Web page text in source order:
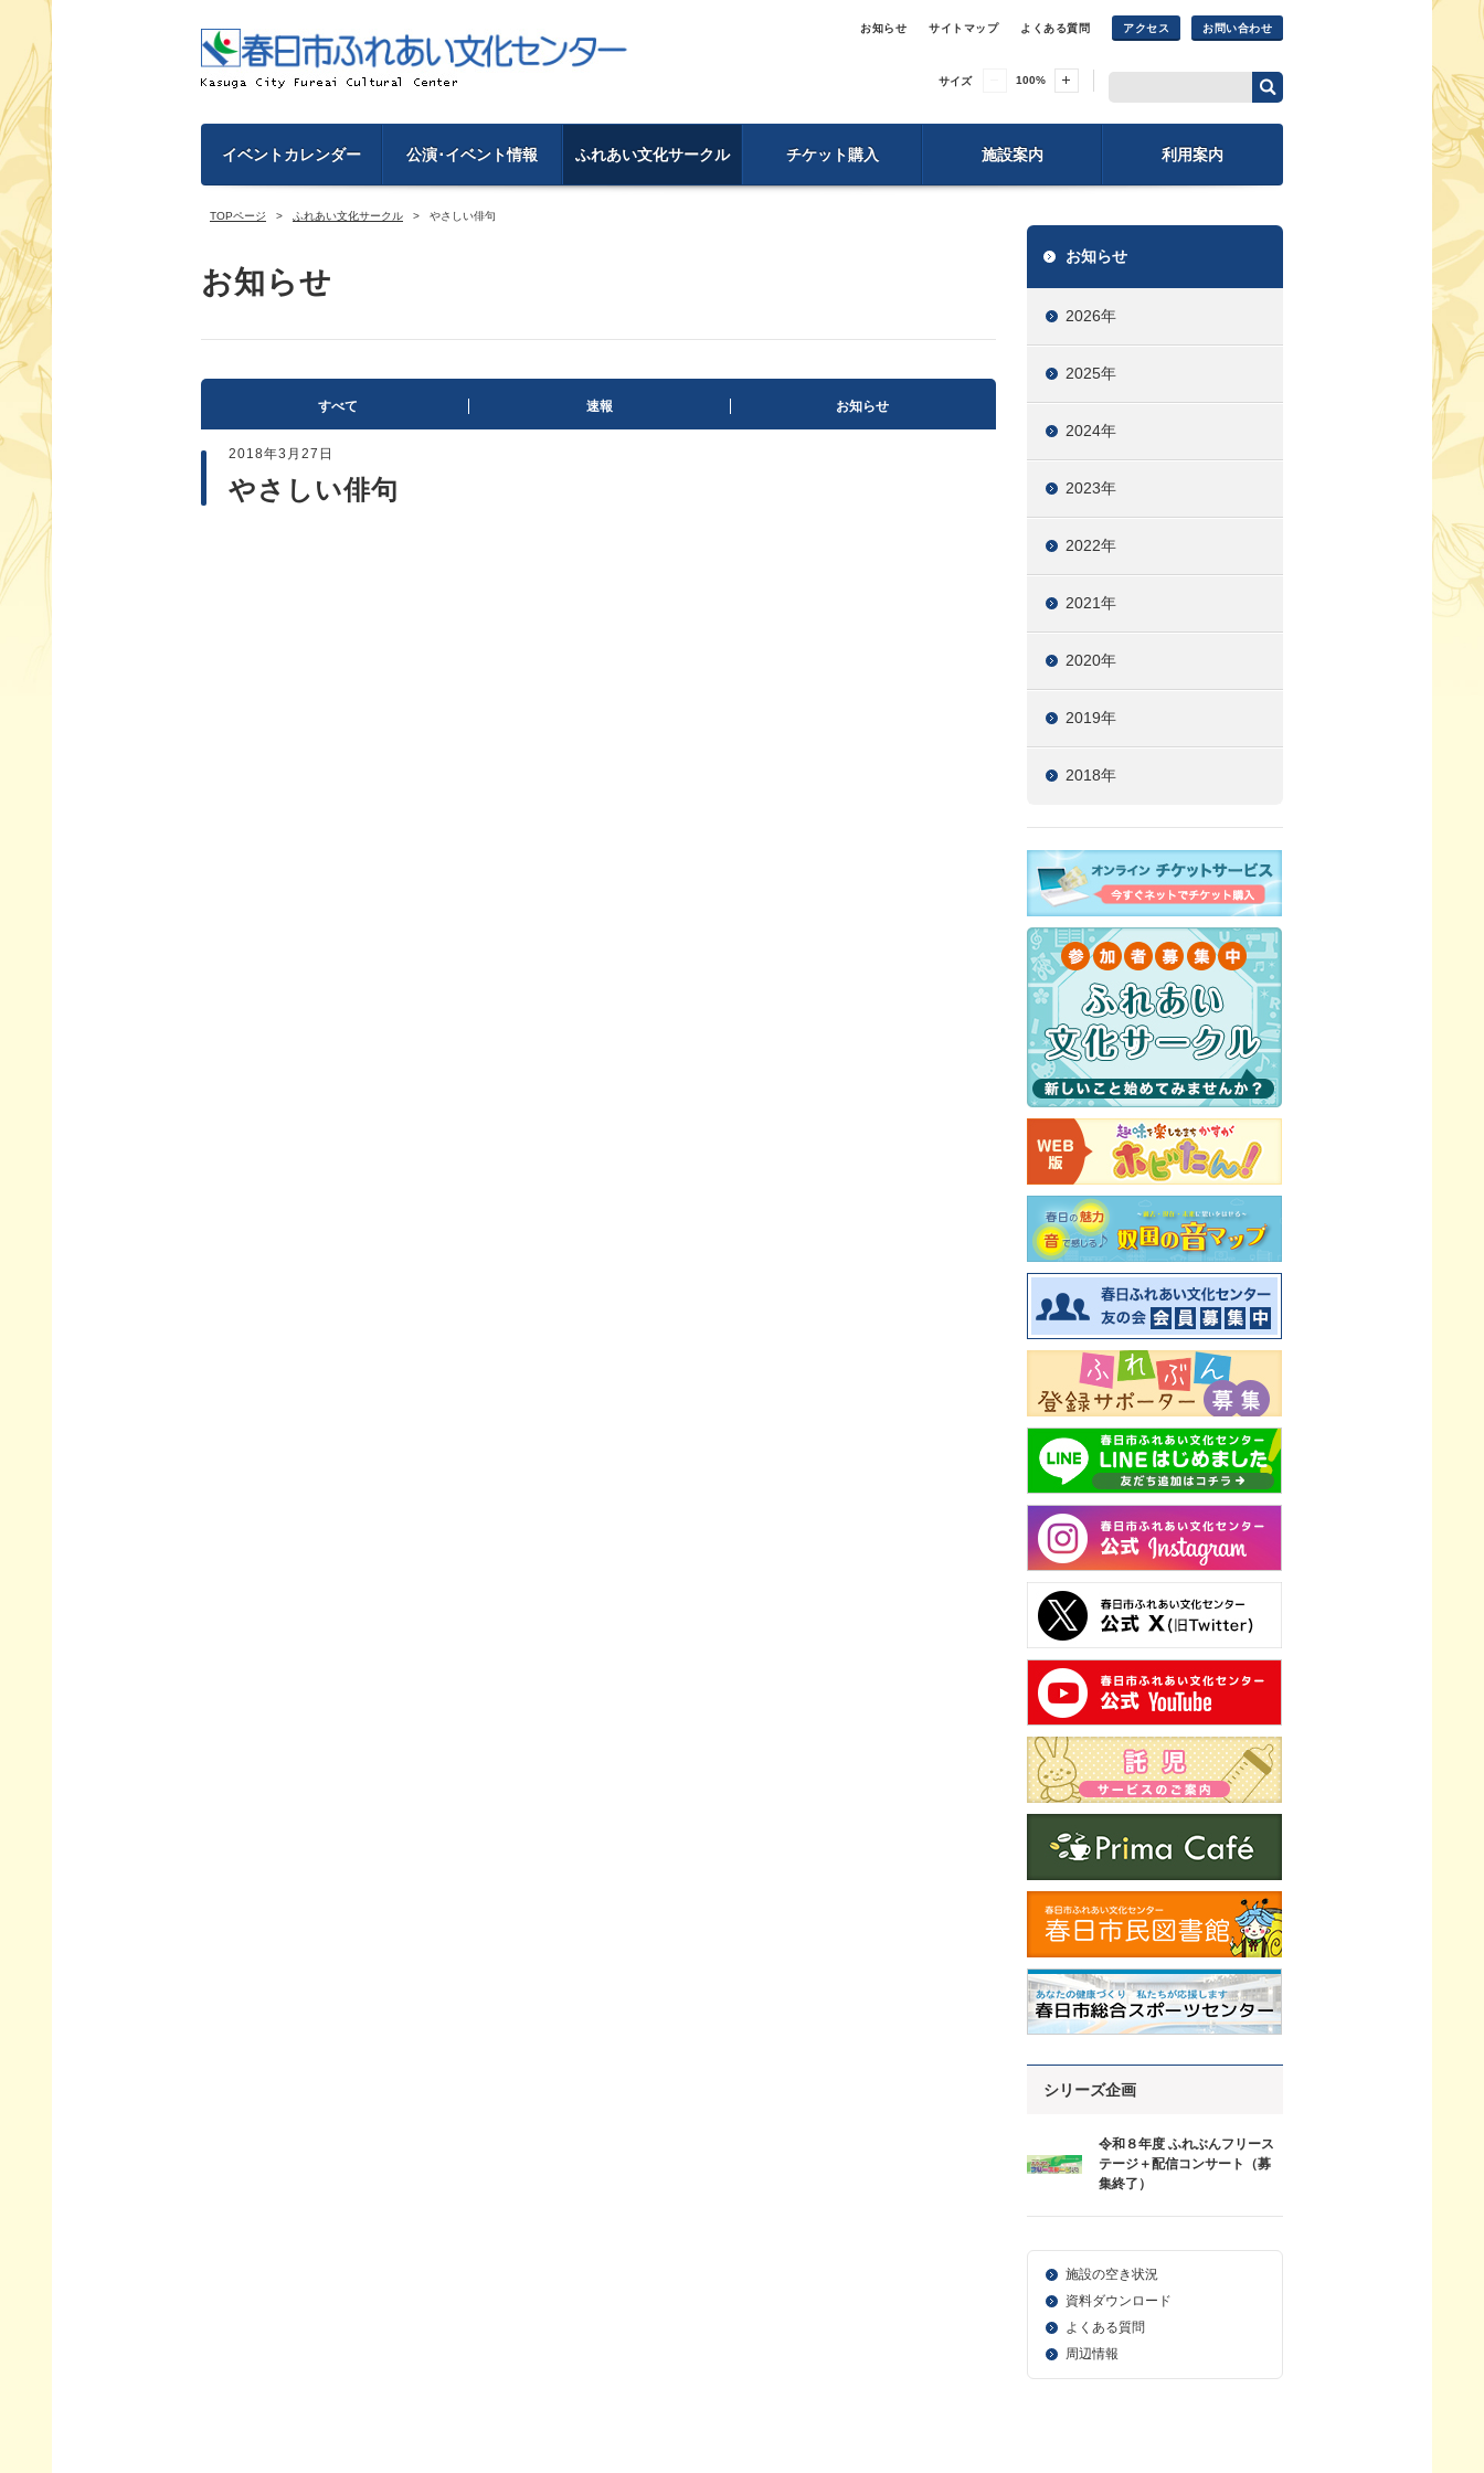
お知らせ サイトマップ よくある質問 アクセス お問い合わせ
サイズ 100%
イベントカレンダー 公演･イベント情報 ふれあい文化サークル チケット購入 施設案内 利用案内
TOPページ ふれあい文化サークル やさしい俳句
お知らせ
すべて 速報 お知らせ
2018年3月27日
やさしい俳句
お知らせ
2026年
2025年
2024年
2023年
2022年
2021年
2020年
2019年
2018年
シリーズ企画
令和８年度 ふれぶんフリース
テージ＋配信コンサート（募
集終了）
施設の空き状況
資料ダウンロード
よくある質問
周辺情報